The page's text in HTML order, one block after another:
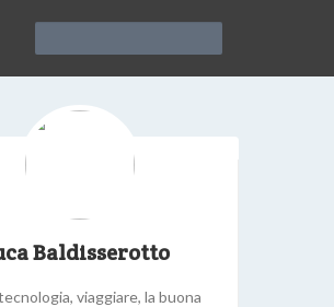
Baldisserotto
viaggiare, la buona